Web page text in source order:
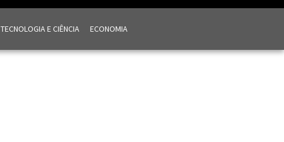
TECNOLOGIA E CIÊNCIA ECONOMIA